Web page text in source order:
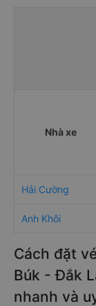
Nhà xe
Hải Cường
Anh Khôi
Cách đặt
Búk - Đắk
nhanh và